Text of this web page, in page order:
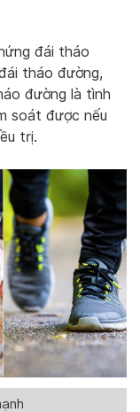
đái tháo
tháo đường,
đường là tình
soát được nếu
trị.